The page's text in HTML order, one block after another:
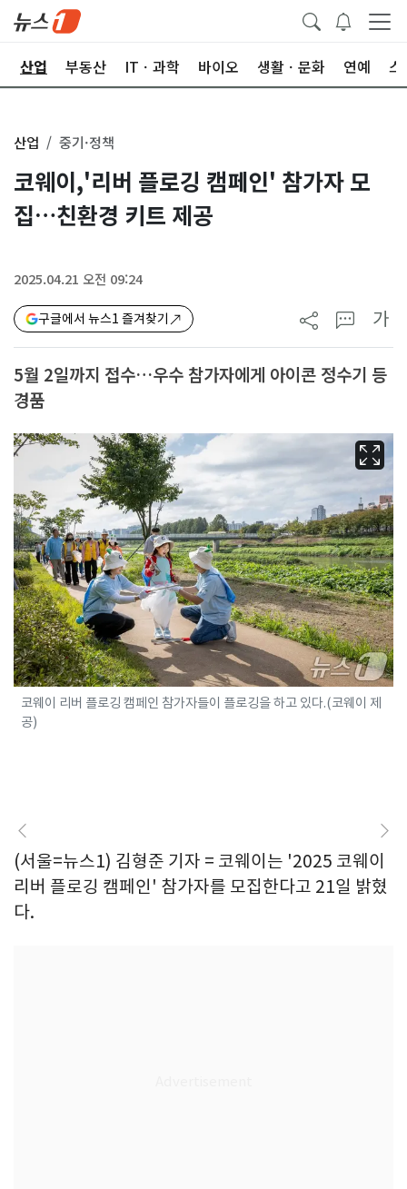
산업 부동산 ITㆍ과학 바이오 생활ㆍ문화 연예 스
산업 중기·정책
코웨이,'리버 플로깅 캠페인' 참가자 모
집…친환경 키트 제공
2025.04.21 오전 09:24
구글에서 뉴스1 즐겨찾기 가
5월 2일까지 접수…우수 참가자에게 아이콘 정수기 등
경품
코웨이 리버 플로깅 캠페인 참가자들이 플로깅을 하고 있다.(코웨이 제
공)
(서울=뉴스1) 김형준 기자 = 코웨이는 '2025 코웨이
리버 플로깅 캠페인' 참가자를 모집한다고 21일 밝혔
다.